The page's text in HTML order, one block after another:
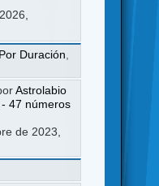
Por Duración
Astrolabio
- 47 números
de 2023,